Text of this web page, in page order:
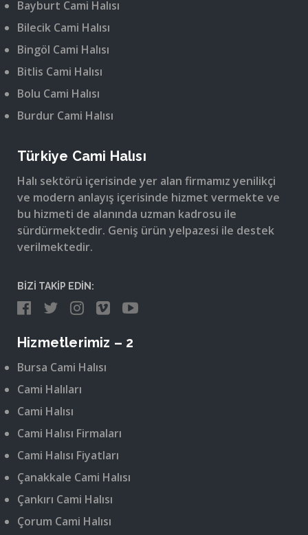
Bayburt Cami Halısı
Bilecik Cami Halısı
Bingöl Cami Halısı
Bitlis Cami Halısı
Bolu Cami Halısı
Burdur Cami Halısı
Türkiye Cami Halısı
Halı sektörü içerisinde yer alan firmamız yenilikçi
ve modern anlayış içerisinde hizmet vermekte ve
bu hizmeti de alanında uzman kadrosu ile
sürdürmektedir. Geniş ürün yelpazesi ile destek
verilmektedir.
BİZİ TAKİP EDİN:
Hizmetlerimiz – 2
Bursa Cami Halısı
Cami Halıları
Cami Halısı
Cami Halısı Firmaları
Cami Halısı Fiyatları
Çanakkale Cami Halısı
Çankırı Cami Halısı
Çorum Cami Halısı